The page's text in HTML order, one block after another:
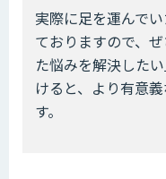
実際に足を運んで
ておりますので、
た悩みを解決した
けると、より有意
す。